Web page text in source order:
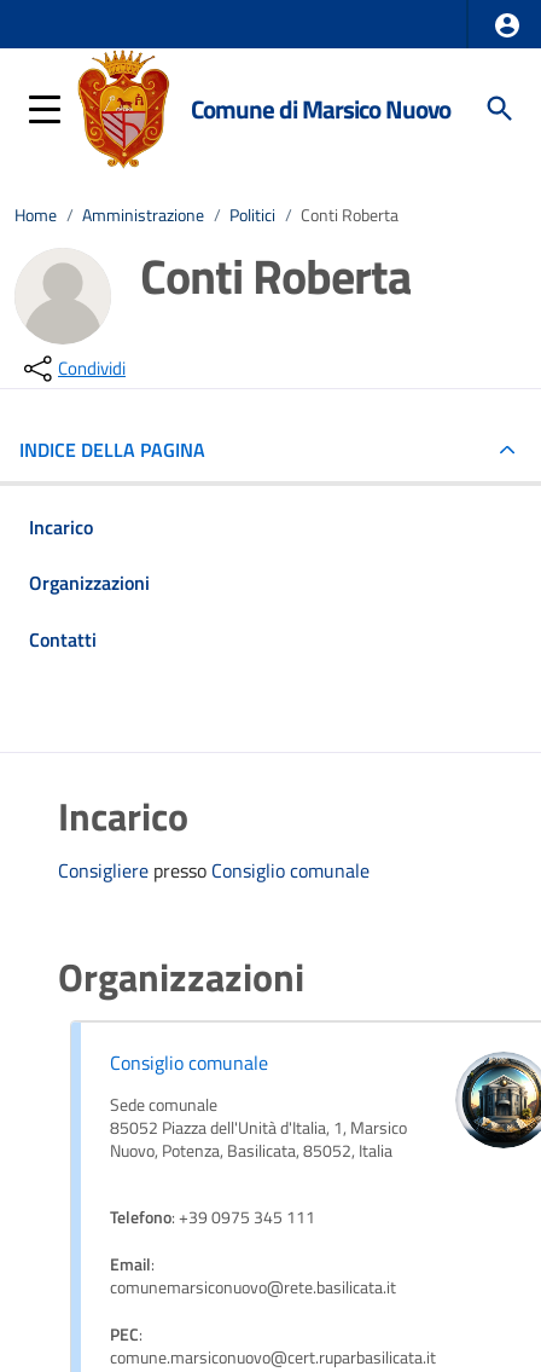
Comune di Marsico Nuovo
Home / Amministrazione / Politici / Conti Roberta
Conti Roberta
Condividi
INDICE DELLA PAGINA
Incarico
Organizzazioni
Contatti
Incarico
Consigliere presso Consiglio comunale
Organizzazioni
Consiglio comunale
Sede comunale
85052 Piazza dell'Unità d'Italia, 1, Marsico
Nuovo, Potenza, Basilicata, 85052, Italia
Telefono: +39 0975 345 111
Email:
comunemarsiconuovo@rete.basilicata.it
PEC:
comune.marsiconuovo@cert.ruparbasilicata.it